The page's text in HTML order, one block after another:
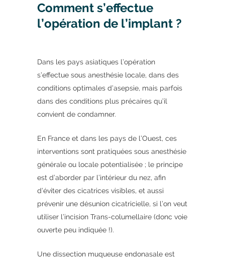
Comment s’effectue
l’opération de l’implant ?
Dans les pays asiatiques l’opération
s’effectue sous anesthésie locale, dans des
conditions optimales d’asepsie, mais parfois
dans des conditions plus précaires qu’il
convient de condamner.
En France et dans les pays de l’Ouest, ces
interventions sont pratiquées sous anesthésie
générale ou locale potentialisée ; le principe
est d’aborder par l’intérieur du nez, afin
d’éviter des cicatrices visibles, et aussi
prévenir une désunion cicatricielle, si l’on veut
utiliser l’incision Trans-columellaire (donc voie
ouverte peu indiquée !).
Une dissection muqueuse endonasale est